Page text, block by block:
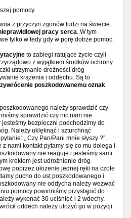
pomocy.
z przyczyn zgonów ludzi na świecie.
pracy serca. W tym
tylko w tedy gdy w porę dotrze pomoc.
to zabiegi ratujące życie czyli
z wyjątkiem środków ochrony
utrzymanie drożności dróg
krążenia i oddechu. Są to
poszkodowanemu oznak
należy sprawdzić czy
sprawdzić czy nic nam nie
bezpieczni podchodzimy do
Należy uklęknąć i szturchnąć
„ Czy Pan/Pani mnie słyszy ?”.
nami kontakt pytamy się co mu dolega i
nie reaguje i jesteśmy sami
krokiem jest udrożnienie dróg
poprzez ułożenie jednej ręki na czole
pucho do ust poszkodowanego i
nie oddycha należy wezwać
pomocy powinniśmy przystąpić do
wykonać 30 uciśnięć i 2 wdechy.
oddech należy ułożyć go w pozycji